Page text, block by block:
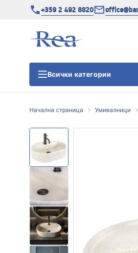
+359 2 492 8820
Всички категории
Душ кабини
Душ корита
Линейни сифони
Комплект тоалетна
биде WC
Начална страница Умивалници